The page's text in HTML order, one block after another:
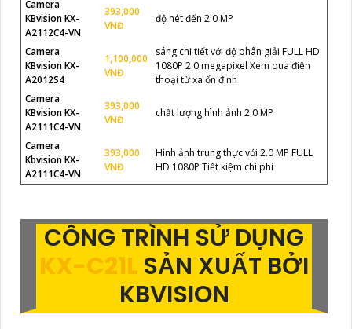
Camera
KBvision KX-
A2112C4-VN
393,000
VNĐ
độ nét đến 2.0 MP
Camera
KBvision KX-
A2012S4
1,100,000
VNĐ
sáng chi tiết với độ phân giải FULL HD
1080P 2.0 megapixel Xem qua điện
thoại từ xa ổn định
Camera
KBvision KX-
A2111C4-VN
393,000
VNĐ
chất lượng hình ảnh 2.0 MP
Camera
Kbvision KX-
A2111C4-VN
393,000
VNĐ
Hình ảnh trung thực với 2.0 MP FULL
HD 1080P Tiết kiệm chi phí
CÔNG TRÌNH SỬ DỤNG
KX-C21L SẢN XUẤT BỞI
KBVISION